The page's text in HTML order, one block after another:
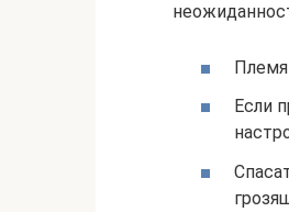
Если